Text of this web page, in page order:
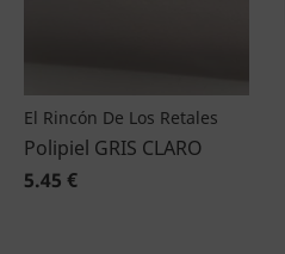
El Rincón De Los Retales
Polipiel GRIS CLARO
5.45 €